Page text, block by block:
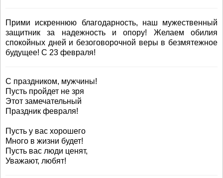
Прими искреннюю благодарность, наш мужественный
защитник за надежность и опору! Желаем обилия
спокойных дней и безоговорочной веры в безмятежное
будущее! С 23 февраля!
С праздником, мужчины!
Пусть пройдет не зря
Этот замечательный
Праздник февраля!
Пусть у вас хорошего
Много в жизни будет!
Пусть вас люди ценят,
Уважают, любят!